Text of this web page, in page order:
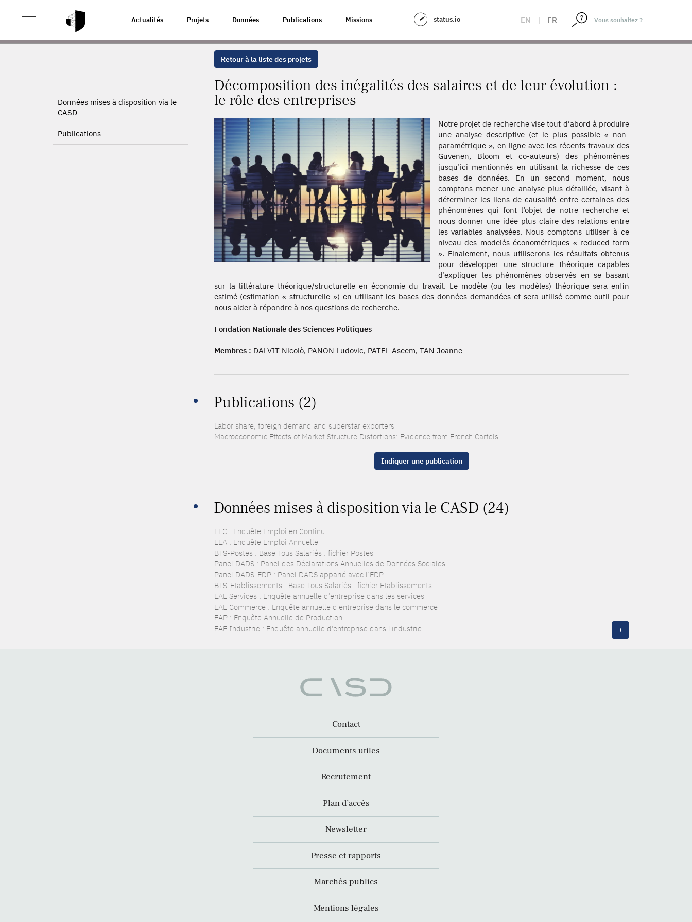
Actualités Projets Données Publications Missions status.io EN | FR
ACCUEIL DÉCOMPOSITION DES INÉGALITÉS DES SALAIRES ET DE LEUR ÉVOLUTION : LE RÔLE DES ENTREPRISES
Données mises à disposition via le
CASD
Publications
Retour à la liste des projets
Décomposition des inégalités des salaires et de leur évolution :
le rôle des entreprises
Notre projet de recherche vise tout d’abord à produire
une analyse descriptive (et le plus possible « non-
paramétrique », en ligne avec les récents travaux des
Guvenen, Bloom et co-auteurs) des phénomènes
jusqu’ici mentionnés en utilisant la richesse de ces
bases de données. En un second moment, nous
comptons mener une analyse plus détaillée, visant à
déterminer les liens de causalité entre certaines des
phénomènes qui font l’objet de notre recherche et
nous donner une idée plus claire des relations entre
les variables analysées. Nous comptons utiliser à ce
niveau des modelés économétriques « reduced-form
». Finalement, nous utiliserons les résultats obtenus
pour développer une structure théorique capables
d’expliquer les phénomènes observés en se basant
sur la littérature théorique/structurelle en économie du travail. Le modèle (ou les modèles) théorique sera enfin
estimé (estimation « structurelle ») en utilisant les bases des données demandées et sera utilisé comme outil pour
nous aider à répondre à nos questions de recherche.
Fondation Nationale des Sciences Politiques
Membres : DALVIT Nicolò, PANON Ludovic, PATEL Aseem, TAN Joanne
Publications (2)
Labor share, foreign demand and superstar exporters
Macroeconomic Effects of Market Structure Distortions: Evidence from French Cartels
Indiquer une publication
Données mises à disposition via le CASD (24)
EEC : Enquête Emploi en Continu
EEA : Enquête Emploi Annuelle
BTS-Postes : Base Tous Salariés : fichier Postes
Panel DADS : Panel des Déclarations Annuelles de Données Sociales
Panel DADS-EDP : Panel DADS apparié avec l’EDP
BTS-Etablissements : Base Tous Salariés : fichier Etablissements
EAE Services : Enquête annuelle d’entreprise dans les services
EAE Commerce : Enquête annuelle d'entreprise dans le commerce
EAP : Enquête Annuelle de Production
EAE Industrie : Enquête annuelle d'entreprise dans l'industrie
+
Contact
Documents utiles
Recrutement
Plan d’accès
Newsletter
Presse et rapports
Marchés publics
Mentions légales